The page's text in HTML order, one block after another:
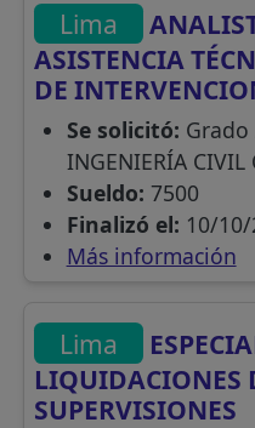
Lima
ASISTENCIA
DE
Se solicitó:
INGENIERÍA CIVIL
Sueldo: 7500
Finalizó el: 10/
Más información
Lima
LIQUIDACIONES
SUPERVISIONES